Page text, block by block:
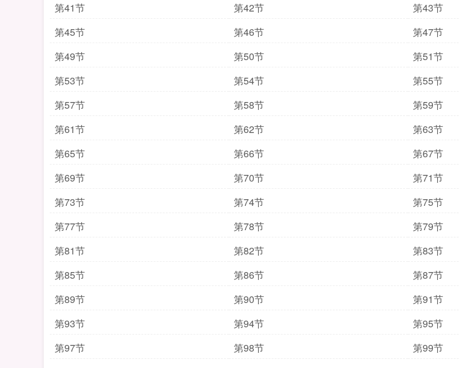
第41节
第42节 第43节
第45节
第46节 第47节
第49节
第50节 第51节
第53节
第54节 第55节
第57节
第58节 第59节
第61节
第62节 第63节
第65节
第66节 第67节
第69节
第70节 第71节
第73节
第74节 第75节
第77节
第78节 第79节
第81节
第82节 第83节
第85节
第86节 第87节
第89节
第90节 第91节
第93节
第94节 第95节
第97节
第98节 第99节